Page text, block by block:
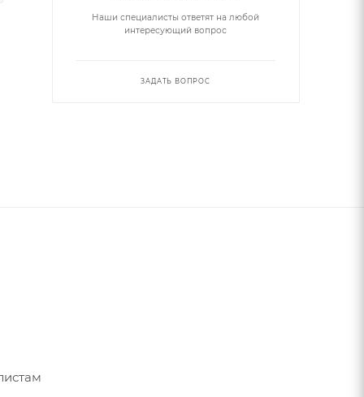
Наши специалисты ответят на любой
интересующий вопрос
ЗАДАТЬ ВОПРОС